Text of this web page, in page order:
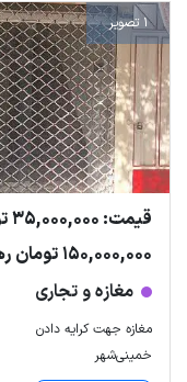
Leaflet| Map data ©ariamarz.com
1 تصویر
قیمت: 35,000,000 تومان اجاره
150,000,000 تومان رهن
مغازه و تجاری
مغازه جهت کرایه دادن
خمینی‌شهر